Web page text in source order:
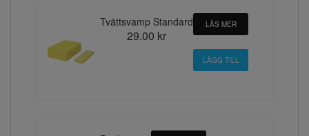
Tvättsvamp Standard
29.00 kr
LÄS MER